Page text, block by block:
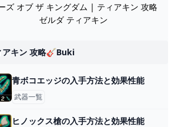
ズ オブ ザ キングダム | ティアキン 攻略
ゼルダ ティアキン
アキン 攻略🎸buki
青ボコエッジの入手方法と効果性能
武器一覧
ヒノックス槍の入手方法と効果性能